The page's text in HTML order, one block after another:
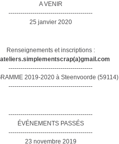
A VENIR
------------------------------------------
25 janvier 2020
Renseignements et inscriptions :
------------------------------------------
2019-2020 à Steenvoorde (59114)
------------------------------------------
------------------------------------------
ÉVÉNEMENTS PASSÉS
------------------------------------------
23 novembre 2019